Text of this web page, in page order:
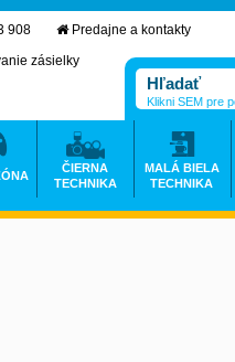
908
Predajne a kontakty
zásielky
Klikni SEM pre
ČIERNA
TECHNIKA
MALÁ BIELA
TECHNIKA